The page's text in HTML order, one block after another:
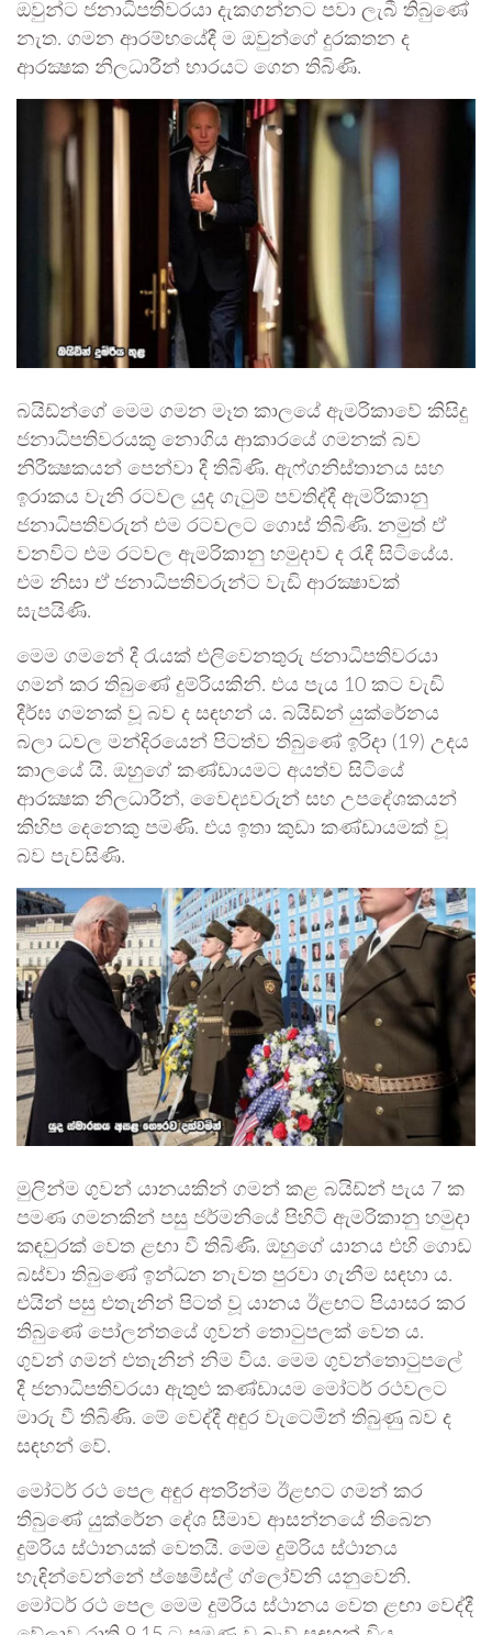
ඔවුන්ට ජනාධිපතිවරයා දැකගන්නට පවා ලැබී තිබුණේ
නැත. ගමන ආරම්භයේදී ම ඔවුන්ගේ දුරකතන ද
ආරක්‍ෂක නිලධාරීන් භාරයට ගෙන තිබිණි.
බයිඩ්න්ගේ මෙම ගමන මෑත කාලයේ ඇමරිකාවේ කිසිදු
ජනාධිපතිවරයකු නොගිය ආකාරයේ ගමනක් බව
නිරීක්‍ෂකයන් පෙන්වා දී තිබිණි. ඇෆ්ගනිස්තානය සහ
ඉරාකය වැනි රටවල යුද ගැටුම් පවතිද්දී ඇමරිකානු
ජනාධිපතිවරුන් එම රටවලට ගොස් තිබිණි. නමුත් ඒ
වනවිට එම රටවල ඇමරිකානු හමුදාව ද රැඳී සිටියේය.
එම නිසා ඒ ජනාධිපතිවරුන්ට වැඩි ආරක්‍ෂාවක්
සැපයිණි.
මෙම ගමනේ දී රැයක් එලිවෙනතුරු ජනාධිපතිවරයා
ගමන් කර තිබුණේ දුම්රියකිනි. එය පැය 10 කට වැඩි
දීර්ඝ ගමනක් වූ බව ද සඳහන් ය. බයිඩ්න් යුක්රේනය
බලා ධවල මන්දිරයෙන් පිටත්ව තිබුණේ ඉරිදා (19) උදය
කාලයේ යි. ඔහුගේ කණ්ඩායමට අයත්ව සිටියේ
ආරක්‍ෂක නිලධාරීන්, වෛද්‍යවරුන් සහ උපදේශකයන්
කිහිප දෙනෙකු පමණි. එය ඉතා කුඩා කණ්ඩායමක් වූ
බව පැවසිණි.
මුලින්ම ගුවන් යානයකින් ගමන් කළ බයිඩ්න් පැය 7 ක
පමණ ගමනකින් පසු ජර්මනියේ පිහිටි ඇමරිකානු හමුදා
කඳවුරක් වෙත ළඟා වී තිබිණි. ඔහුගේ යානය එහි ගොඩ
බස්වා තිබුණේ ඉන්ධන නැවත පුරවා ගැනීම සඳහා ය.
එයින් පසු එතැනින් පිටත් වූ යානය ඊළඟට පියාසර කර
තිබුණේ පෝලන්තයේ ගුවන් තොටුපලක් වෙත ය.
ගුවන් ගමන් එතැනින් නිම විය. මෙම ගුවන්තොටුපලේ
දී ජනාධිපතිවරයා ඇතුළු කණ්ඩායම මෝටර් රථවලට
මාරු වී තිබිණි. මේ වෙද්දී අඳුර වැටෙමින් තිබුණු බව ද
සඳහන් වේ.
මෝටර් රථ පෙල අඳුර අතරින්ම ඊළඟට ගමන් කර
තිබුණේ යුක්රේන දේශ සීමාව ආසන්නයේ තිබෙන
දුම්රිය ස්ථානයක් වෙතයි. මෙම දුම්රිය ස්ථානය
හැඳින්වෙන්නේ ප්ෂෙමිස්ල් ග්ලෝව්නි යනුවෙනි.
මෝටර් රථ පෙල මෙම දුම්රිය ස්ථානය වෙත ළඟා වෙද්දී